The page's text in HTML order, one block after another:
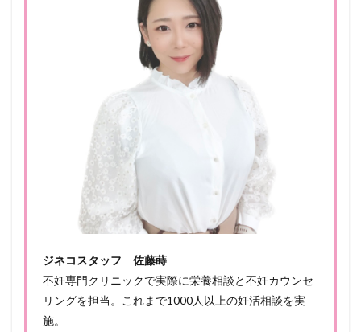
ジネコスタッフ 佐藤蒔
不妊専門クリニックで実際に栄養相談と不妊カウンセ
リングを担当。これまで1000人以上の妊活相談を実
施。